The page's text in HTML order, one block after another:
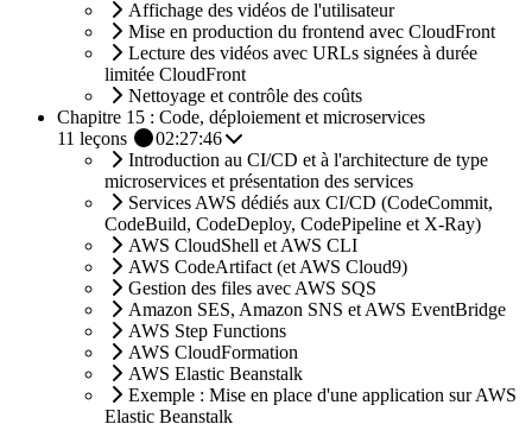
Affichage des vidéos de l'utilisateur
Mise en production du frontend avec CloudFront
Lecture des vidéos avec URLs signées à durée
limitée CloudFront
Nettoyage et contrôle des coûts
Chapitre 15 : Code, déploiement et microservices
11 leçons
02:27:46
Introduction au CI/CD et à l'architecture de type
microservices et présentation des services
Services AWS dédiés aux CI/CD (CodeCommit,
CodeBuild, CodeDeploy, CodePipeline et X-Ray)
AWS CloudShell et AWS CLI
AWS CodeArtifact (et AWS Cloud9)
Gestion des files avec AWS SQS
Amazon SES, Amazon SNS et AWS EventBridge
AWS Step Functions
AWS CloudFormation
AWS Elastic Beanstalk
Exemple : Mise en place d'une application sur AWS
Elastic Beanstalk